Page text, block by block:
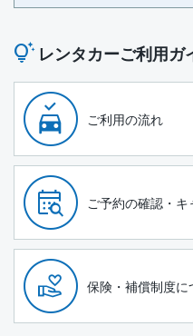
レンタカーご利用ガ
ご利用の流れ
ご予約の確認・
保険・補償制度に